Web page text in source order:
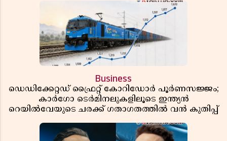
Business
ഡെഡിക്കേറ്റഡ് ഫ്രൈറ്റ് കോറിഡോർ പൂർണസജ്ജം;
കാർഗോ ടെർമിനലുകളിലൂടെ ഇന്ത്യൻ
റെയിൽവേയുടെ ചരക്ക് ഗതാഗതത്തിൽ വൻ കുതിപ്പ്